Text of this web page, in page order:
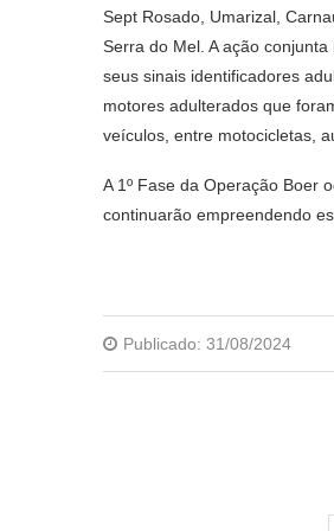
Sept Rosado, Umarizal,
Serra do Mel. A ação
seus sinais identificadores
motores adulterados que
veículos, entre motocicletas,
A 1º Fase da Operação Boer
continuarão empreendendo
Publicado: 31/08/2024